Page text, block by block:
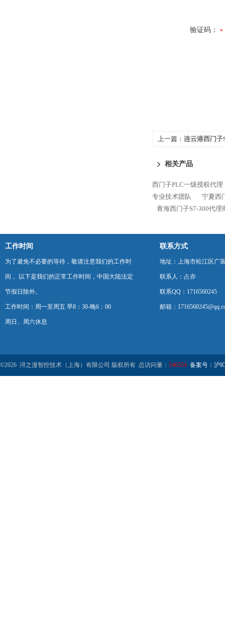
验证码：
上一篇： 连云港西门子
相关产品
西门子PLC一级授权代理
专业技术团队
宁夏西
青海西门子S7-300代理
工作时间
为了避免不必要的等待，敬请注意我们的工作时
间 。以下是我们的正常工作时间，中国大陆法定
节假日除外。
工作时间：周一至周五 早8：30-晚6：00
周日、周六休息
联系方式
地址：上海市松江区广
联系人：占亦
联系QQ：1716560245
邮箱：
©2026 浔之漫智控技术（上海）有限公司 版权所有 总访问量： 546354 备案号：沪